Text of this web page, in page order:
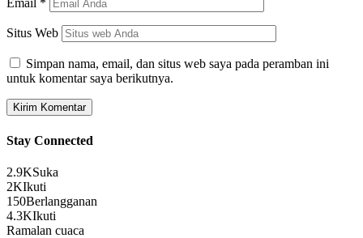
Email *
Situs Web
Simpan nama, email, dan situs web saya pada peramban ini
untuk komentar saya berikutnya.
Stay Connected
2.9KSuka
2KIkuti
150Berlangganan
4.3KIkuti
Ramalan cuaca